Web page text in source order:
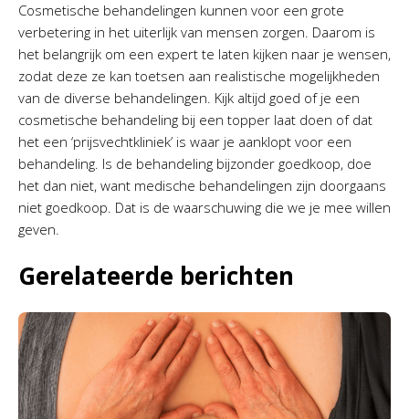
Cosmetische behandelingen kunnen voor een grote
verbetering in het uiterlijk van mensen zorgen. Daarom is
het belangrijk om een expert te laten kijken naar je wensen,
zodat deze ze kan toetsen aan realistische mogelijkheden
van de diverse behandelingen. Kijk altijd goed of je een
cosmetische behandeling bij een topper laat doen of dat
het een ‘prijsvechtkliniek’ is waar je aanklopt voor een
behandeling. Is de behandeling bijzonder goedkoop, doe
het dan niet, want medische behandelingen zijn doorgaans
niet goedkoop. Dat is de waarschuwing die we je mee willen
geven.
Gerelateerde berichten